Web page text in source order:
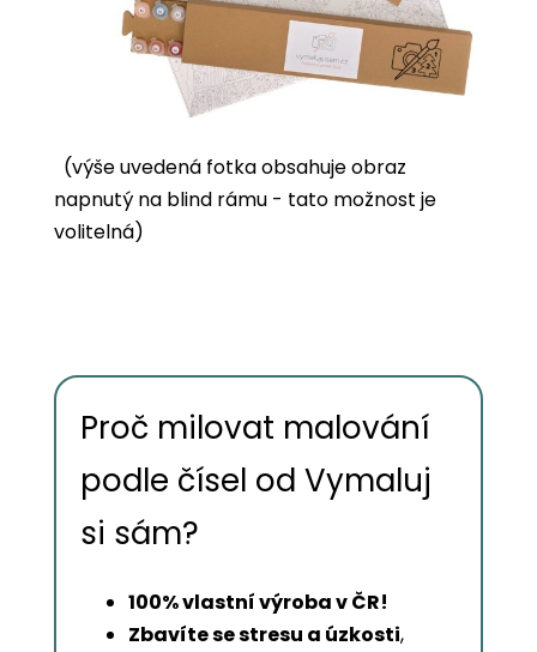
(výše uvedená fotka obsahuje obraz
napnutý na blind rámu - tato možnost je
volitelná)
Proč milovat malování
podle čísel od Vymaluj
si sám?
100% vlastní výroba v ČR!
Zbavíte se stresu a úzkosti,